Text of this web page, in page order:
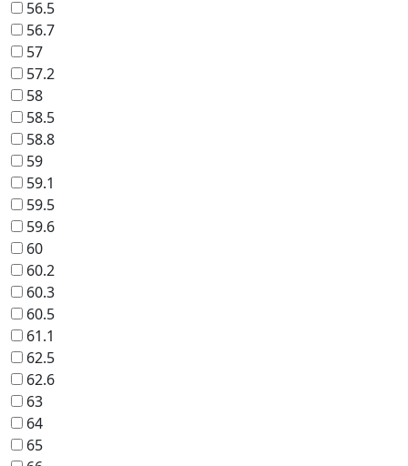
56.5
56.7
57
57.2
58
58.5
58.8
59
59.1
59.5
59.6
60
60.2
60.3
60.5
61.1
62.5
62.6
63
64
65